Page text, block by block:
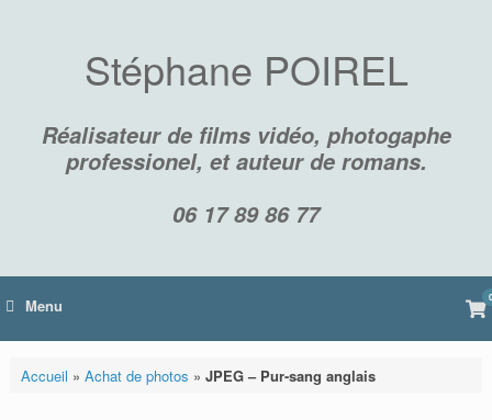
Stéphane POIREL
Réalisateur de films vidéo, photogaphe
professionel, et auteur de romans.
06 17 89 86 77
Menu 0
Accueil » Achat de photos » JPEG – Pur-sang anglais